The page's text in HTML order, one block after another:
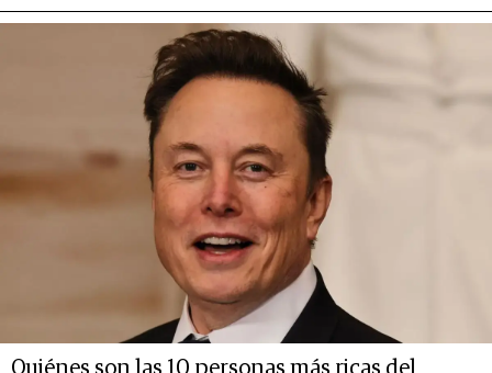
Quiénes son las 10 personas más ricas del